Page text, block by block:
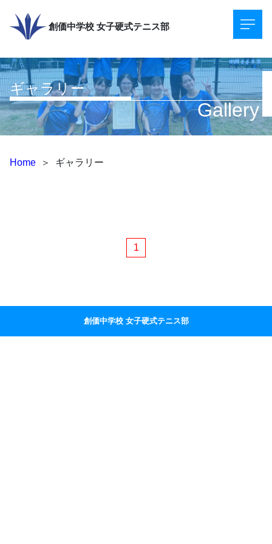
創価中学校 女子硬式テニス部
ギャラリー
Gallery
Home ＞ ギャラリー
1
創価中学校 女子硬式テニス部